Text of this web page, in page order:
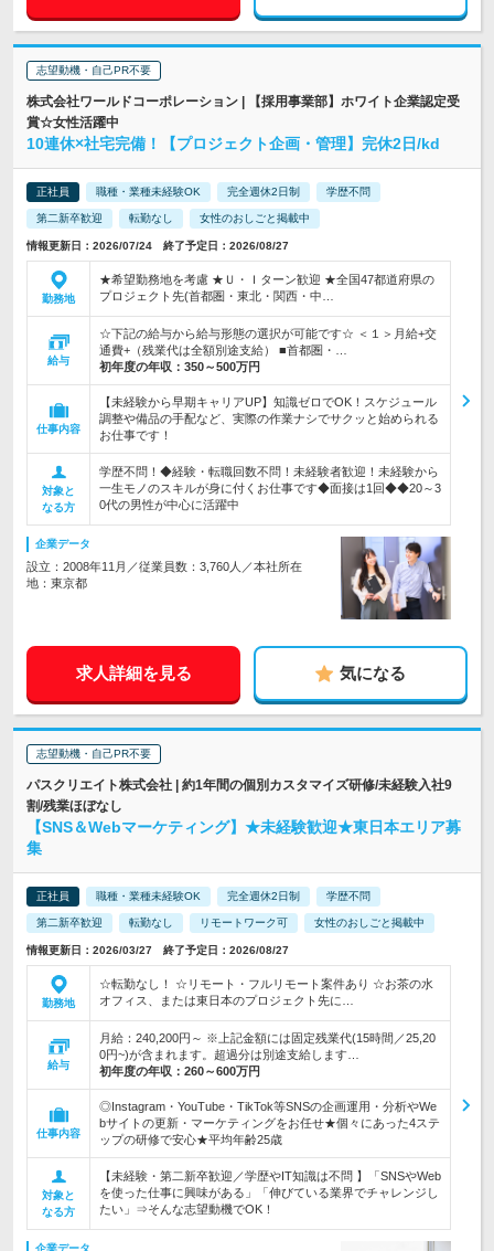
志望動機・自己PR不要
株式会社ワールドコーポレーション | 【採用事業部】ホワイト企業認定受
賞☆女性活躍中
10連休×社宅完備！【プロジェクト企画・管理】完休2日/kd
正社員 職種・業種未経験OK 完全週休2日制 学歴不問
第二新卒歓迎 転勤なし 女性のおしごと掲載中
情報更新日：2026/07/24 終了予定日：2026/08/27
勤務地
★希望勤務地を考慮 ★Ｕ・Ｉターン歓迎 ★全国47都道府県の
プロジェクト先(首都圏・東北・関西・中…
給与
☆下記の給与から給与形態の選択が可能です☆ ＜１＞月給+交
通費+（残業代は全額別途支給） ■首都圏・…
初年度の年収： 350～500万円
仕事内容
【未経験から早期キャリアUP】知識ゼロでOK！スケジュール
調整や備品の手配など、実際の作業ナシでサクッと始められる
お仕事です！
対象と
なる方
学歴不問！◆経験・転職回数不問！未経験者歓迎！未経験から
一生モノのスキルが身に付くお仕事です◆面接は1回◆◆20～3
0代の男性が中心に活躍中
企業データ
設立：2008年11月／従業員数：3,760人／本社所在
地：東京都
求人詳細を見る 気になる
志望動機・自己PR不要
パスクリエイト株式会社 | 約1年間の個別カスタマイズ研修/未経験入社9
割/残業ほぼなし
【SNS＆Webマーケティング】★未経験歓迎★東日本エリア募
集
正社員 職種・業種未経験OK 完全週休2日制 学歴不問
第二新卒歓迎 転勤なし リモートワーク可 女性のおしごと掲載中
情報更新日：2026/03/27 終了予定日：2026/08/27
勤務地
☆転勤なし！ ☆リモート・フルリモート案件あり ☆お茶の水
オフィス、または東日本のプロジェクト先に…
給与
月給：240,200円～ ※上記金額には固定残業代(15時間／25,20
0円~)が含まれます。超過分は別途支給します…
初年度の年収： 260～600万円
仕事内容
◎Instagram・YouTube・TikTok等SNSの企画運用・分析やWe
bサイトの更新・マーケティングをお任せ★個々にあった4ステ
ップの研修で安心★平均年齢25歳
対象と
なる方
【未経験・第二新卒歓迎／学歴やIT知識は不問 】「SNSやWeb
を使った仕事に興味がある」「伸びている業界でチャレンジし
たい」⇒そんな志望動機でOK！
企業データ